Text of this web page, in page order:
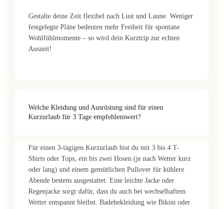
Gestalte deine Zeit flexibel nach Lust und Laune. Weniger
festgelegte Pläne bedeuten mehr Freiheit für spontane
Wohlfühlmomente – so wird dein Kurztrip zur echten
Auszeit!
Welche Kleidung und Ausrüstung sind für einen
Kurzurlaub für 3 Tage empfehlenswert?
Für einen 3-tägigen Kurzurlaub bist du mit 3 bis 4 T-
Shirts oder Tops, ein bis zwei Hosen (je nach Wetter kurz
oder lang) und einem gemütlichen Pullover für kühlere
Abende bestens ausgestattet. Eine leichte Jacke oder
Regenjacke sorgt dafür, dass du auch bei wechselhaftem
Wetter entspannt bleibst. Badebekleidung wie Bikini oder